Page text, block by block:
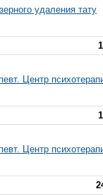
удаления тату
Центр
Центр